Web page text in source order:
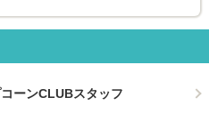
ーンCLUBスタッフ